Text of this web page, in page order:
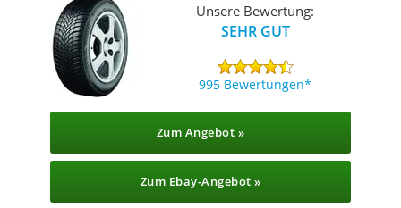
Unsere Bewertung:
SEHR GUT
995 Bewertungen
Zum Angebot »
Zum Ebay-Angebot »